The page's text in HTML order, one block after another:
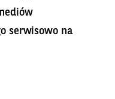
serwisowo na